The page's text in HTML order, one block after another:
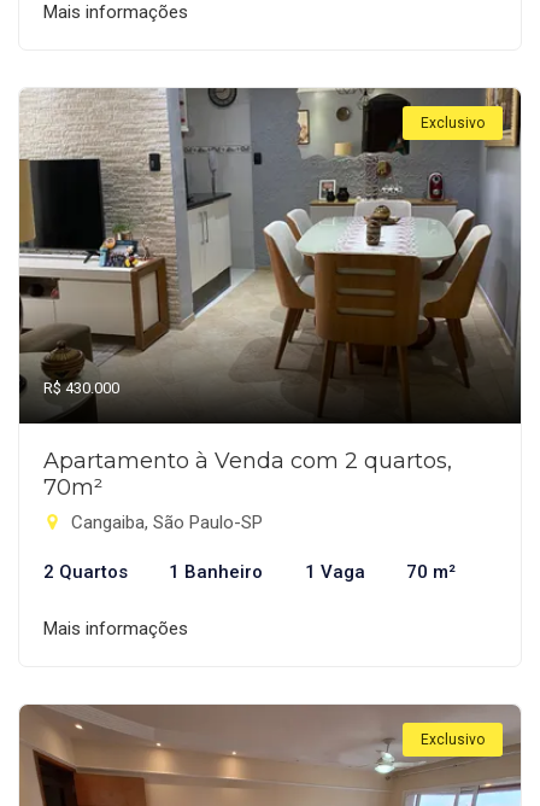
Mais informações
Exclusivo
R$ 430.000
Apartamento à Venda com 2 quartos,
70m²
Cangaiba, São Paulo-SP
2 Quartos 1 Banheiro 1 Vaga 70 m²
Mais informações
Exclusivo